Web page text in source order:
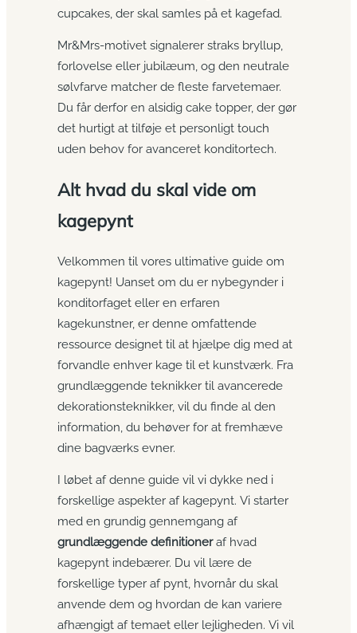
cupcakes, der skal samles på et kagefad.
Mr&Mrs-motivet signalerer straks bryllup,
forlovelse eller jubilæum, og den neutrale
sølvfarve matcher de fleste farvetemaer.
Du får derfor en alsidig cake topper, der gør
det hurtigt at tilføje et personligt touch
uden behov for avanceret konditortech.
Alt hvad du skal vide om
kagepynt
Velkommen til vores ultimative guide om
kagepynt! Uanset om du er nybegynder i
konditorfaget eller en erfaren
kagekunstner, er denne omfattende
ressource designet til at hjælpe dig med at
forvandle enhver kage til et kunstværk. Fra
grundlæggende teknikker til avancerede
dekorationsteknikker, vil du finde al den
information, du behøver for at fremhæve
dine bagværks evner.
I løbet af denne guide vil vi dykke ned i
forskellige aspekter af kagepynt. Vi starter
med en grundig gennemgang af
grundlæggende definitioneraf hvad
kagepynt indebærer. Du vil lære de
forskellige typer af pynt, hvornår du skal
anvende dem og hvordan de kan variere
afhængigt af temaet eller lejligheden. Vi vil